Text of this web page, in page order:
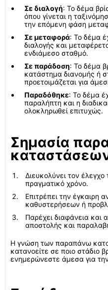
Σε διαλογή: Το δέμα
όπου γίνεται η
την επόμενη φάση
Σε μεταφορά: Το δέμα
διαλογής και
ενδιάμεσο σταθμό.
Σε παράδοση: Το δέμα
κατάστημα διανομής ή
προετοιμάζεται για
Παραδόθηκε: Το δέμα
παραλήπτη και η
ολοκληρωθεί επιτυχώς.
Σημασία
Διευκολύνει τον
πραγματικό χρόνο.
Επιτρέπει την έγκαιρη
καθυστερήσεων ή
Παρέχει διαφάνεια και
αποστολής και
Η γνώση των παραπάνω
κατανοείτε σε ποιο στάδιο
ενημερώνεστε άμεσα για